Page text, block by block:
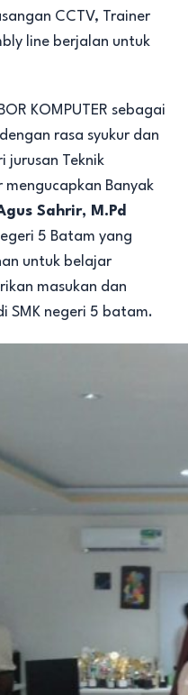
CCTV, Trainer
line berjalan untuk
KOMPUTER sebagai
rasa syukur dan
jurusan Teknik
mengucapkan Banyak
Sahrir, M.Pd
5 Batam yang
untuk belajar
masukan dan
SMK negeri 5 batam.